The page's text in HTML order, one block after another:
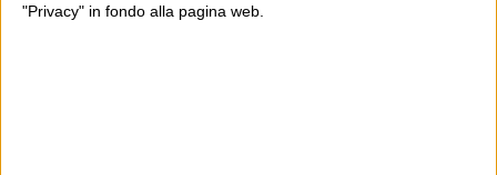
"Privacy" in fondo alla pagina web.